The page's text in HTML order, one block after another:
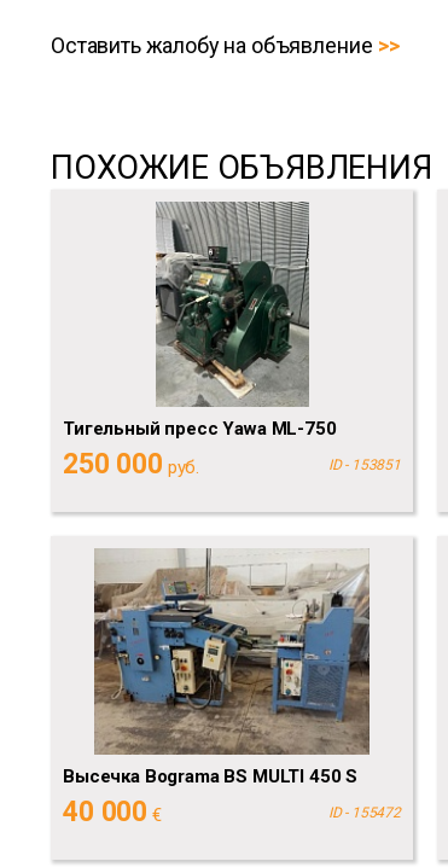
Оставить жалобу на объявление
ПОХОЖИЕ ОБЪЯВЛЕНИЯ
Тигельный пресс Yawa ML-750
250 000 руб. ID - 153851
Высечка Bograma BS MULTI 450 S
40 000 € ID - 155472